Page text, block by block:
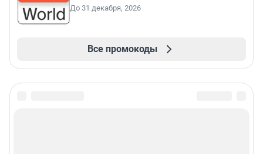
До 31 декабря, 2026
Все промокоды